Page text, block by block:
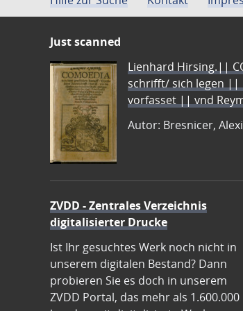
Just scanned
Lienhard Hirsing.||
schrifft/ sich legen ||
vorfasset || vnd
Autor: Bresnicer,
ZVDD - Zentrales Verzeichnis
digitalisierter Drucke
Ist Ihr gesuchtes Werk noch nicht in
unserem digitalen Bestand? Dann
probieren Sie es doch in unserem
ZVDD Portal, das mehr als 1.600.000